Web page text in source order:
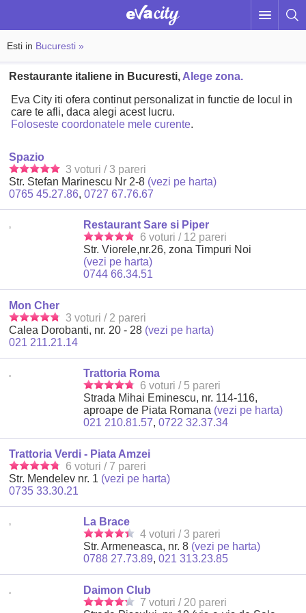
Esti in Bucuresti »
Restaurante italiene in Bucuresti, Alege zona.
Eva City iti ofera continut personalizat in functie de locul in
care te afli, daca alegi acest lucru.
Foloseste coordonatele mele curente.
Spazio
3 voturi / 3 pareri
Str. Stefan Marinescu Nr 2-8 (vezi pe harta)
0765 45.27.86,0727 67.76.67
Restaurant Sare si Piper
6 voturi / 12 pareri
Str. Viorele,nr.26, zona Timpuri Noi
(vezi pe harta)
0744 66.34.51
Mon Cher
3 voturi / 2 pareri
Calea Dorobanti, nr. 20 - 28 (vezi pe harta)
021 211.21.14
Trattoria Roma
6 voturi / 5 pareri
Strada Mihai Eminescu, nr. 114-116,
aproape de Piata Romana (vezi pe harta)
021 210.81.57,0722 32.37.34
Trattoria Verdi - Piata Amzei
6 voturi / 7 pareri
Str. Mendelev nr. 1 (vezi pe harta)
0735 33.30.21
La Brace
4 voturi / 3 pareri
Str. Armeneasca, nr. 8 (vezi pe harta)
0788 27.73.89,021 313.23.85
Daimon Club
7 voturi / 20 pareri